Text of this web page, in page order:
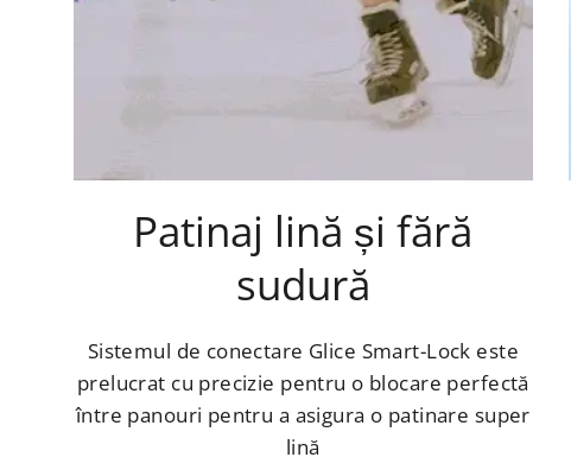
Patinaj lină și fără
sudură
Sistemul de conectare Glice Smart-Lock este
prelucrat cu precizie pentru o blocare perfectă
între panouri pentru a asigura o patinare super
lină